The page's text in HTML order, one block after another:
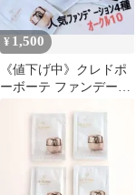
¥ 1,500
《値下げ中》クレドポ
ーボーテ ファンデーシ